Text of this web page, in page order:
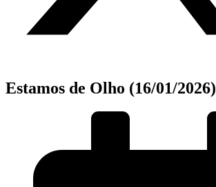
Estamos de Olho (16/01/2026)